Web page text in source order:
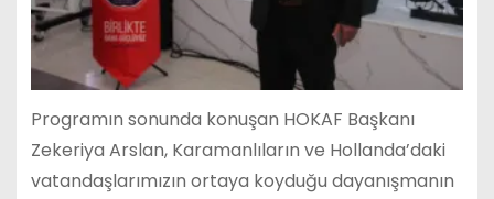
Programın sonunda konuşan HOKAF Başkanı
Zekeriya Arslan, Karamanlıların ve Hollanda’daki
vatandaşlarımızın ortaya koyduğu dayanışmanın